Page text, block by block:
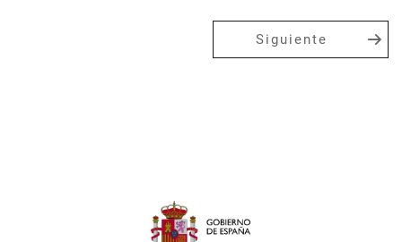
Siguiente